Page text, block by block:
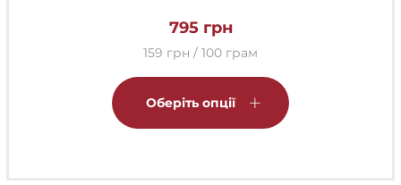
795 грн
159 грн / 100 грам
Оберіть опції